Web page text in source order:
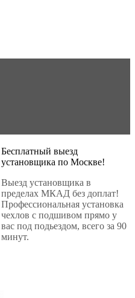
Бесплатный выезд
установщика по Москве!
Выезд установщика в
пределах МКАД без доплат!
Профессиональная установка
чехлов с подшивом прямо у
вас под подьездом, всего за 90
минут.